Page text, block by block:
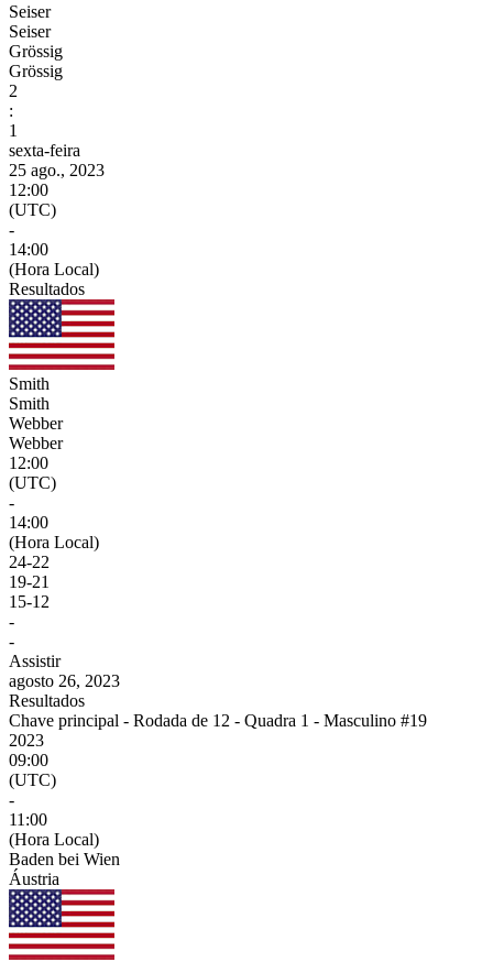
Seiser
Seiser
Grössig
Grössig
2
:
1
sexta-feira
25 ago., 2023
12:00
(UTC)
-
14:00
(Hora Local)
Resultados
Smith
Smith
Webber
Webber
12:00
(UTC)
-
14:00
(Hora Local)
24-22
19-21
15-12
-
-
Assistir
agosto 26, 2023
Resultados
Chave principal - Rodada de 12 - Quadra 1 - Masculino #19
2023
09:00
(UTC)
-
11:00
(Hora Local)
Baden bei Wien
Áustria